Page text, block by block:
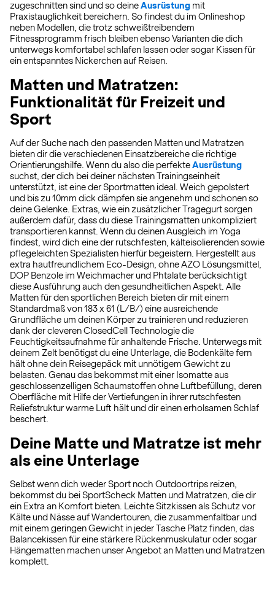
zugeschnitten sind und so deineAusrüstung mit
Praxistauglichkeit bereichern. So findest du im Onlineshop
neben Modellen, die trotz schweißtreibendem
Fitnessprogramm frisch bleiben ebenso Varianten die dich
unterwegs komfortabel schlafen lassen oder sogar Kissen für
ein entspanntes Nickerchen auf Reisen.
Matten und Matratzen:
Funktionalität für Freizeit und
Sport
Auf der Suche nach den passenden Matten und Matratzen
bieten dir die verschiedenen Einsatzbereiche die richtige
Orientierungshilfe. Wenn du also die perfekteAusrüstung
suchst, der dich bei deiner nächsten Trainingseinheit
unterstützt, ist eine der Sportmatten ideal. Weich gepolstert
und bis zu 10mm dick dämpfen sie angenehm und schonen so
deine Gelenke. Extras, wie ein zusätzlicher Tragegurt sorgen
außerdem dafür, dass du diese Trainingsmatten unkompliziert
transportieren kannst. Wenn du deinen Ausgleich im Yoga
findest, wird dich eine der rutschfesten, kälteisolierenden sowie
pflegeleichten Spezialisten hierfür begeistern. Hergestellt aus
extra hautfreundlichem Eco-Design, ohne AZO Lösungsmittel,
DOP Benzole im Weichmacher und Phtalate berücksichtigt
diese Ausführung auch den gesundheitlichen Aspekt. Alle
Matten für den sportlichen Bereich bieten dir mit einem
Standardmaß von 183 x 61 (L/B/) eine ausreichende
Grundfläche um deinen Körper zu trainieren und reduzieren
dank der cleveren ClosedCell Technologie die
Feuchtigkeitsaufnahme für anhaltende Frische. Unterwegs mit
deinem Zelt benötigst du eine Unterlage, die Bodenkälte fern
hält ohne dein Reisegepäck mit unnötigem Gewicht zu
belasten. Genau das bekommst mit einer Isomatte aus
geschlossenzelligen Schaumstoffen ohne Luftbefüllung, deren
Oberfläche mit Hilfe der Vertiefungen in ihrer rutschfesten
Reliefstruktur warme Luft hält und dir einen erholsamen Schlaf
beschert.
Deine Matte und Matratze ist mehr
als eine Unterlage
Selbst wenn dich weder Sport noch Outdoortrips reizen,
bekommst du bei SportScheck Matten und Matratzen, die dir
ein Extra an Komfort bieten. Leichte Sitzkissen als Schutz vor
Kälte und Nässe auf Wandertouren, die zusammenfaltbar und
mit einem geringen Gewicht in jeder Tasche Platz finden, das
Balancekissen für eine stärkere Rückenmuskulatur oder sogar
Hängematten machen unser Angebot an Matten und Matratzen
komplett.